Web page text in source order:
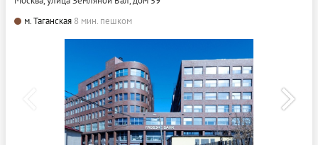
м. Таганская 8 мин. пешком